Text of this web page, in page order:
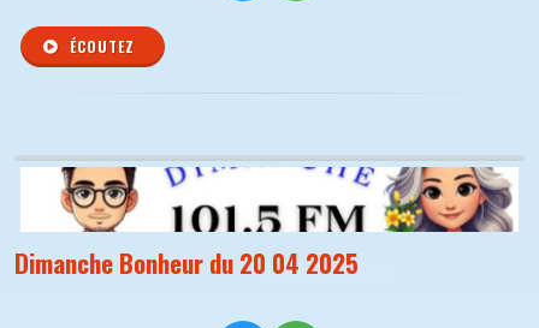
ÉCOUTEZ
Dimanche Bonheur du 20 04 2025